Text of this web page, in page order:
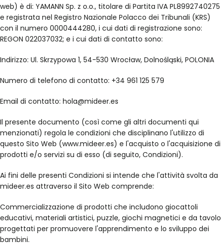
web) è di: YAMANN Sp. z o.o., titolare di Partita IVA PL8992740275
e registrata nel Registro Nazionale Polacco dei Tribunali (KRS)
con il numero 0000444280, i cui dati di registrazione sono:
REGON 022037032; e i cui dati di contatto sono:
Indirizzo: Ul. Skrzypowa 1, 54-530 Wrocław, Dolnośląski, POLONIA
Numero di telefono di contatto: +34 961 125 579
Email di contatto: hola@mideer.es
Il presente documento (così come gli altri documenti qui
menzionati) regola le condizioni che disciplinano l'utilizzo di
questo Sito Web (www.mideer.es) e l'acquisto o l'acquisizione di
prodotti e/o servizi su di esso (di seguito, Condizioni).
Ai fini delle presenti Condizioni si intende che l'attività svolta da
mideer.es attraverso il Sito Web comprende:
Commercializzazione di prodotti che includono giocattoli
educativi, materiali artistici, puzzle, giochi magnetici e da tavolo
progettati per promuovere l'apprendimento e lo sviluppo dei
bambini.